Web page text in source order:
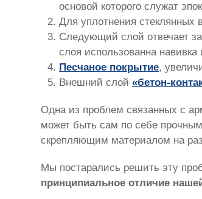
основой которого служат
Для уплотнения стеклянных
Следующий слой отвечает
слоя использованна навивка
Песчаное покрытие,
Внешний слой«бетон-
Одна из проблем связанных с
может быть сам по себе
скрепляющим материалом на
Мы постарались решить эту
принципиальное отличие